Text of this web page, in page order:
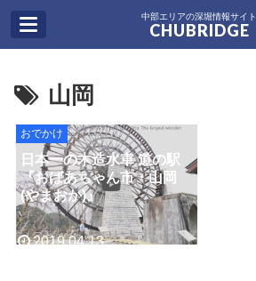
中部エリアの深堀情報サイト
CHUBRIDGE
山岡
おでかけ
日本一の木造水車 道の駅
『おばあちゃん市・山岡
(やまおか)』
2019.04.13